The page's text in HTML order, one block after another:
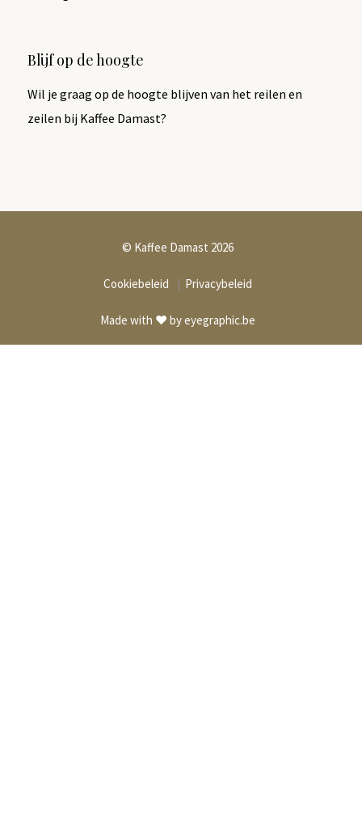
Blijf op de hoogte
Wil je graag op de hoogte blijven van het reilen en
zeilen bij Kaffee Damast?
© Kaffee Damast 2026
Cookiebeleid | Privacybeleid
Made with ❤️ byeyegraphic.be